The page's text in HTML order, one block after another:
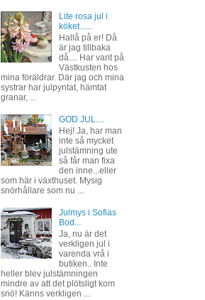
Lite rosa jul i
köket......
Hallå på er! Då
är jag tillbaka
då.... Har varit på
Västkusten hos
mina föräldrar. Där jag och mina
systrar har julpyntat, hämtat
granar, ...
GOD JUL....
Hej! Ja, har man
inte så mycket
julstämning ute
så får man fixa
den inne...eller
som här i växthuset. Mysig
snörhållare som nu ...
Julmys i Sofias
Bod...
Ja, nu är det
verkligen jul i
varenda vrå i
butiken.. Inte
heller blev julstämningen
mindre av att det plötsligt kom
snö! Känns verkligen ...